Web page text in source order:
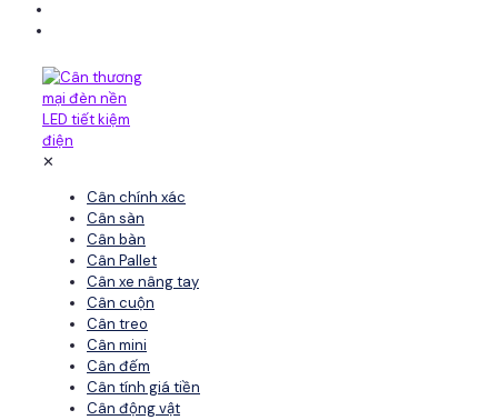
✕
Cân chính xác
Cân sàn
Cân bàn
Cân Pallet
Cân xe nâng tay
Cân cuộn
Cân treo
Cân mini
Cân đếm
Cân tính giá tiền
Cân động vật